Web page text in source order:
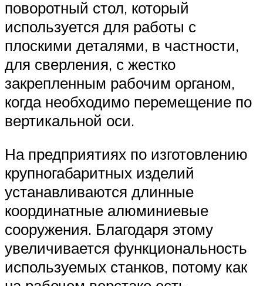
поворотный стол, который
используется для работы с
плоскими деталями, в частности,
для сверления, с жестко
закрепленным рабочим органом,
когда необходимо перемещение по
вертикальной оси.
На предприятиях по изготовлению
крупногабаритных изделий
устанавливаются длинные
координатные алюминиевые
сооружения. Благодаря этому
увеличивается функциональность
используемых станков, потому как